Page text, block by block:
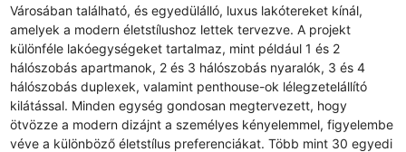
Városában található, és egyedülálló, luxus lakótereket kínál,
amelyek a modern életstílushoz lettek tervezve. A projekt
különféle lakóegységeket tartalmaz, mint például 1 és 2
hálószobás apartmanok, 2 és 3 hálószobás nyaralók, 3 és 4
hálószobás duplexek, valamint penthouse-ok lélegzetelállító
kilátással. Minden egység gondosan megtervezett, hogy
ötvözze a modern dizájnt a személyes kényelemmel, figyelembe
véve a különböző életstílus preferenciákat. Több mint 30 egyedi